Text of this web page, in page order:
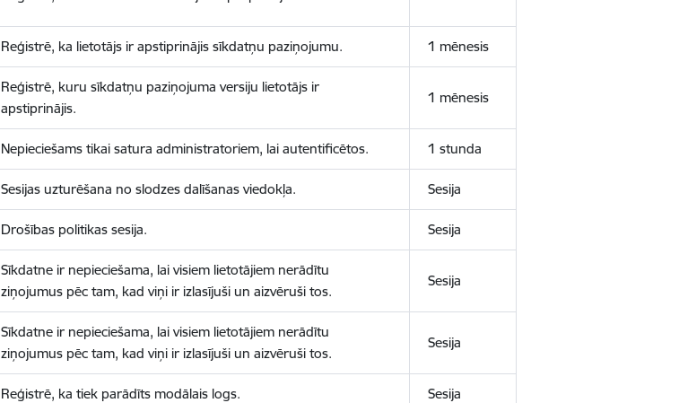
Reģistrē, ka lietotājs ir apstiprinājis sīkdatņu paziņojumu. 1 mēnesis
Reģistrē, kuru sīkdatņu paziņojuma versiju lietotājs ir
apstiprinājis.
1 mēnesis
Nepieciešams tikai satura administratoriem, lai autentificētos. 1 stunda
Sesijas uzturēšana no slodzes dalīšanas viedokļa. Sesija
Drošības politikas sesija. Sesija
Sīkdatne ir nepieciešama, lai visiem lietotājiem nerādītu
ziņojumus pēc tam, kad viņi ir izlasījuši un aizvēruši tos.
Sesija
Sīkdatne ir nepieciešama, lai visiem lietotājiem nerādītu
ziņojumus pēc tam, kad viņi ir izlasījuši un aizvēruši tos.
Sesija
Reģistrē, ka tiek parādīts modālais logs. Sesija